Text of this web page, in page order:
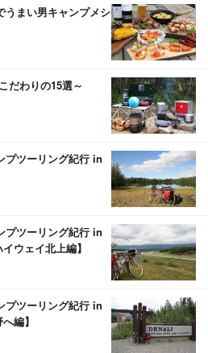
まい男キャンプメシ
だわりの15選～
プツーリング紀行 in
プツーリング紀行 in
イウェイ北上編】
プツーリング紀行 in
へ編】